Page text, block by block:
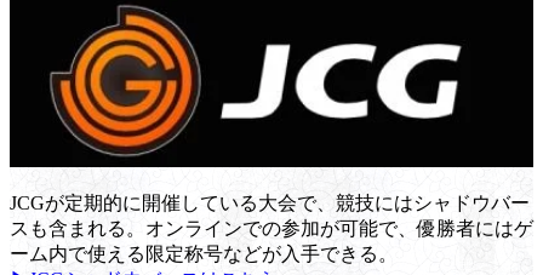
JCGが定期的に開催している大会で、競技にはシャドウバー
スも含まれる。オンラインでの参加が可能で、優勝者にはゲ
ーム内で使える限定称号などが入手できる。